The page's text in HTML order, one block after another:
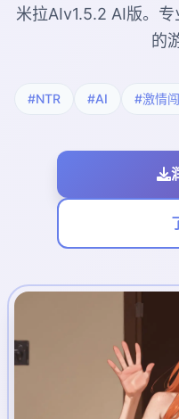
米拉AIv1.5.2 AI版。
的
#NTR #AI #激情